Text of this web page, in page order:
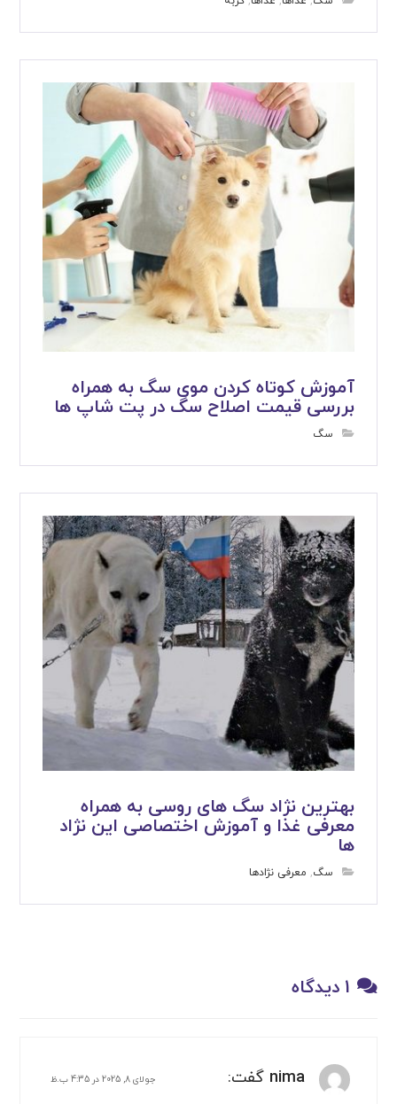
آموزش کوتاه کردن موی سگ به همراه
بررسی قیمت اصلاح سگ در پت شاپ ها
سگ
بهترین نژاد سگ های روسی به همراه
معرفی غذا و آموزش اختصاصی این نژاد
ها
سگ, معرفی نژادها
1 دیدگاه
nima گفت: جولای 8, 2025 در 4:35 ب.ظ